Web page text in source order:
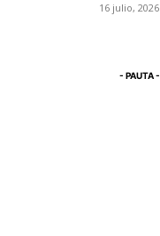
16 julio, 2026
- PAUTA -